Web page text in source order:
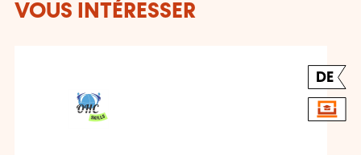
VOUS INTÉRESSER
DE